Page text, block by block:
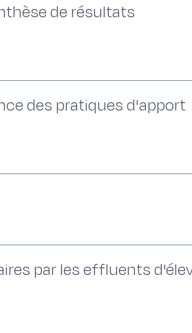
de résultats
des pratiques d'apport
par les effluents